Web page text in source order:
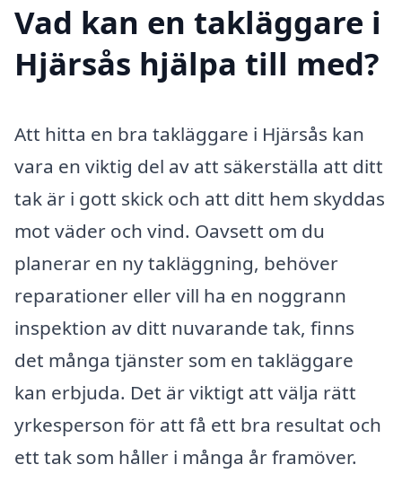
Vad kan en takläggare i
Hjärsås hjälpa till med?
Att hitta en bra takläggare i Hjärsås kan
vara en viktig del av att säkerställa att ditt
tak är i gott skick och att ditt hem skyddas
mot väder och vind. Oavsett om du
planerar en ny takläggning, behöver
reparationer eller vill ha en noggrann
inspektion av ditt nuvarande tak, finns
det många tjänster som en takläggare
kan erbjuda. Det är viktigt att välja rätt
yrkesperson för att få ett bra resultat och
ett tak som håller i många år framöver.